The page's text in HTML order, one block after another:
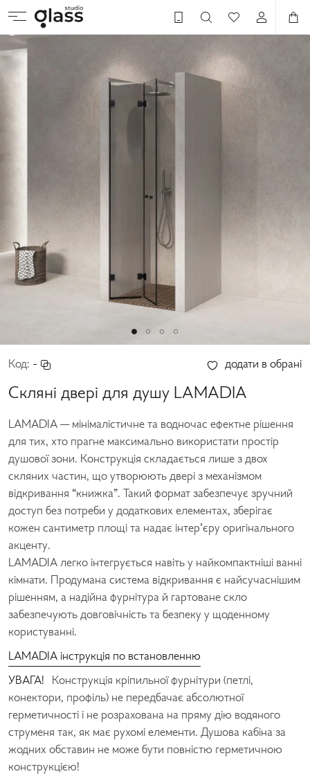
Код: - додати в обрані
Скляні двері для душу LAMADIA
LAMADIA — мінімалістичне та водночас ефектне рішення
для тих, хто прагне максимально використати простір
душової зони. Конструкція складається лише з двох
скляних частин, що утворюють двері з механізмом
відкривання “книжка”. Такий формат забезпечує зручний
доступ без потреби у додаткових елементах, зберігає
кожен сантиметр площі та надає інтер’єру оригінального
акценту.
LAMADIA легко інтегрується навіть у найкомпактніші ванні
кімнати. Продумана система відкривання є найсучаснішим
рішенням, а надійна фурнітура й гартоване скло
забезпечують довговічність та безпеку у щоденному
користуванні.
LAMADIA інструкція по встановленню
УВАГА! Конструкція кріпильної фурнітури (петлі,
конектори, профіль) не передбачає абсолютної
герметичності і не розрахована на пряму дію водяного
струменя так, як має рухомі елементи. Душова кабіна за
жодних обставин не може бути повністю герметичною
конструкцією!